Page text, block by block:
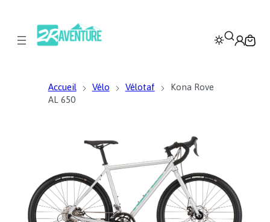
Accueil Vélo Vélotaf
Kona Rove
AL 650